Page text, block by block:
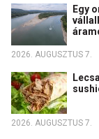
Egy
2026. AUGUSZTUS 7.
2026. AUGUSZTUS 7.